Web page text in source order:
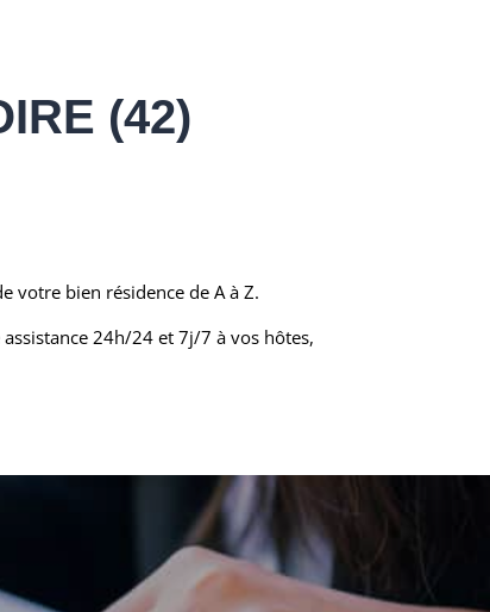
(42)
votre bien résidence de A à Z.
24h/24 et 7j/7 à vos hôtes,